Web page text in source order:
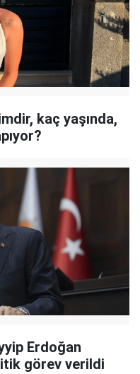
kaç yaşında,
Erdoğan
görev verildi